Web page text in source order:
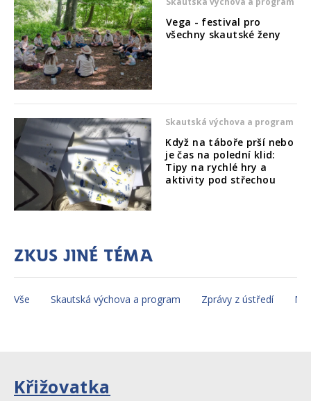
Vega - festival pro
všechny skautské ženy
Skautská výchova a program
Když na táboře prší nebo
je čas na polední klid:
Tipy na rychlé hry a
aktivity pod střechou
Zkus jiné téma
Vše Skautská výchova a program Zprávy z ústředí
Křižovatka